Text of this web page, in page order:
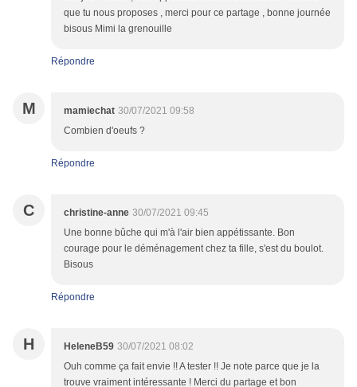
que tu nous proposes , merci pour ce partage , bonne journée
bisous Mimi la grenouille
Répondre
M mamiechat 30/07/2021 09:58
Combien d'oeufs ?
Répondre
C christine-anne 30/07/2021 09:45
Une bonne bûche qui m'à l'air bien appétissante. Bon
courage pour le déménagement chez ta fille, s'est du boulot.
Bisous
Répondre
H HeleneB59 30/07/2021 08:02
Ouh comme ça fait envie !! A tester !! Je note parce que je la
trouve vraiment intéressante ! Merci du partage et bon